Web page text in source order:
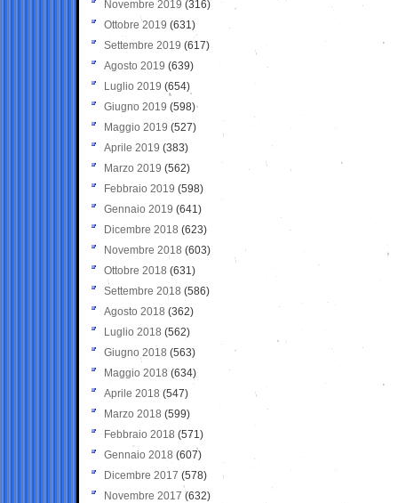
Novembre 2019 (316)
Ottobre 2019 (631)
Settembre 2019 (617)
Agosto 2019 (639)
Luglio 2019 (654)
Giugno 2019 (598)
Maggio 2019 (527)
Aprile 2019 (383)
Marzo 2019 (562)
Febbraio 2019 (598)
Gennaio 2019 (641)
Dicembre 2018 (623)
Novembre 2018 (603)
Ottobre 2018 (631)
Settembre 2018 (586)
Agosto 2018 (362)
Luglio 2018 (562)
Giugno 2018 (563)
Maggio 2018 (634)
Aprile 2018 (547)
Marzo 2018 (599)
Febbraio 2018 (571)
Gennaio 2018 (607)
Dicembre 2017 (578)
Novembre 2017 (632)